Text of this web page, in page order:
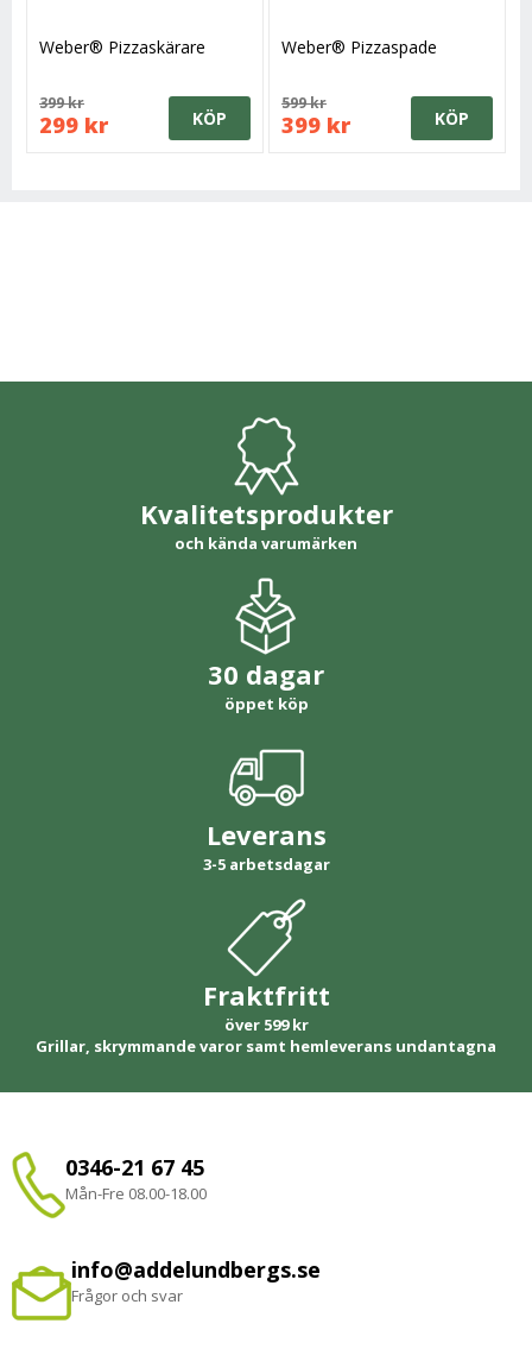
Weber® Pizzaskärare
399 kr
299 kr KÖP
Weber® Pizzaspade
599 kr
399 kr KÖP
Kvalitetsprodukter
och kända varumärken
30 dagar
öppet köp
Leverans
3-5 arbetsdagar
Fraktfritt
över 599 kr
Grillar, skrymmande varor samt hemleverans undantagna
0346-21 67 45
Mån-Fre 08.00-18.00
info@addelundbergs.se
Frågor och svar